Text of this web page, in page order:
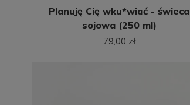
Planuję Cię wku*wiać - świeca
sojowa (250 ml)
79,00 zł